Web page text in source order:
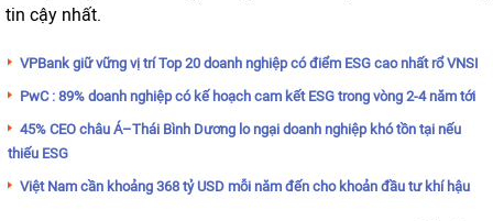
tin cậy nhất.
VPBank giữ vững vị trí Top 20 doanh nghiệp có điểm ESG cao nhất rổ VNSI
PwC : 89% doanh nghiệp có kế hoạch cam kết ESG trong vòng 2-4 năm tới
45% CEO châu Á–Thái Bình Dương lo ngại doanh nghiệp khó tồn tại nếu
thiếu ESG
Việt Nam cần khoảng 368 tỷ USD mỗi năm đến cho khoản đầu tư khí hậu